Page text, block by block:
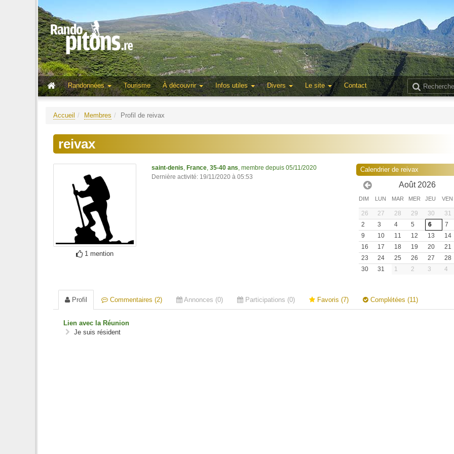
Randonnées
Tourisme À découvrir Infos utiles Divers Le site Contact
Accueil Membres Profil de reivax
reivax
1 mention
saint-denis France 35-40 ans , membre depuis 05/11/2020
Dernière activité: 19/11/2020 à 05:53
Calendrier de reivax
Août 2026
DIM LUN MAR MER JEU VEN
26 27 28 29 30 31
2
3 4 5 6 7
9
10 11 12 13 14
16
17 18 19 20 21
23
24 25 26 27 28
30
31 1 2 3 4
Profil Commentaires (2) Annonces (0) Participations (0) Favoris (7) Complétées (11)
Lien avec la Réunion
Je suis résident